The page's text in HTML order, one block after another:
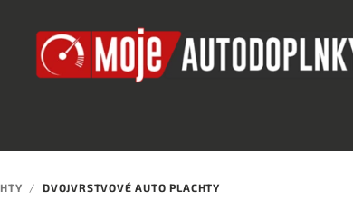
/ DVOJVRSTVOVÉ AUTO PLACHTY